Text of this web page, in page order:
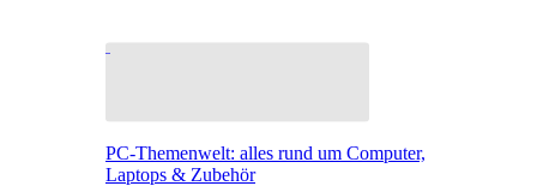
PC-Themenwelt: alles rund um Computer,
Laptops & Zubehör